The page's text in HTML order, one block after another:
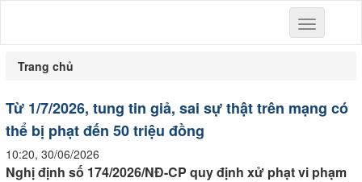
Toggle
navigation
Trang chủ
Từ 1/7/2026, tung tin giả, sai sự thật trên mạng có
thể bị phạt đến 50 triệu đồng
10:20, 30/06/2026
Nghị định số 174/2026/NĐ-CP quy định xử phạt vi phạm